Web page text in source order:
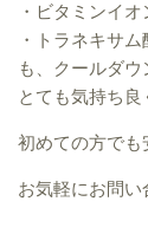
・ビタミンイ
・トラネキサ
も、クールダ
とても気持ち良
初めての方でも
お気軽にお問い